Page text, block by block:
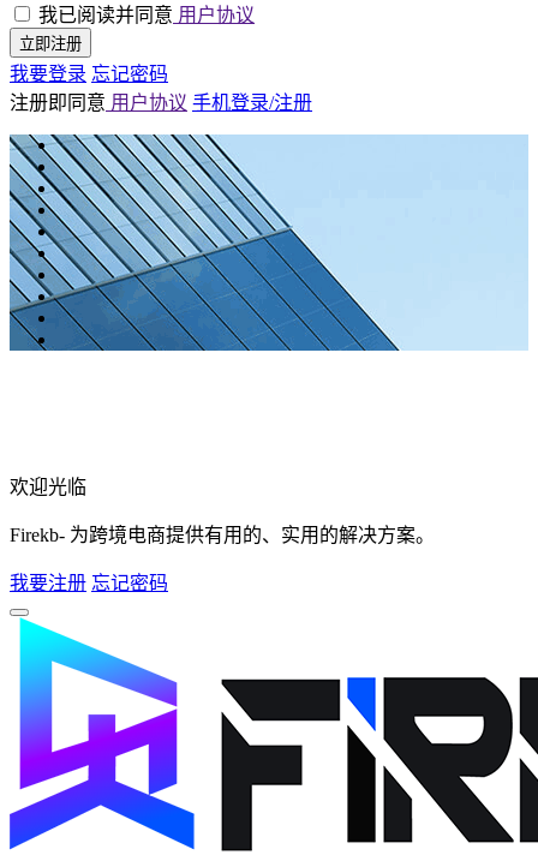
我已阅读并同意 用户协议
立即注册
我要登录 忘记密码
注册即同意 用户协议 手机登录/注册
欢迎光临
Firekb- 为跨境电商提供有用的、实用的解决方案。
我要注册 忘记密码